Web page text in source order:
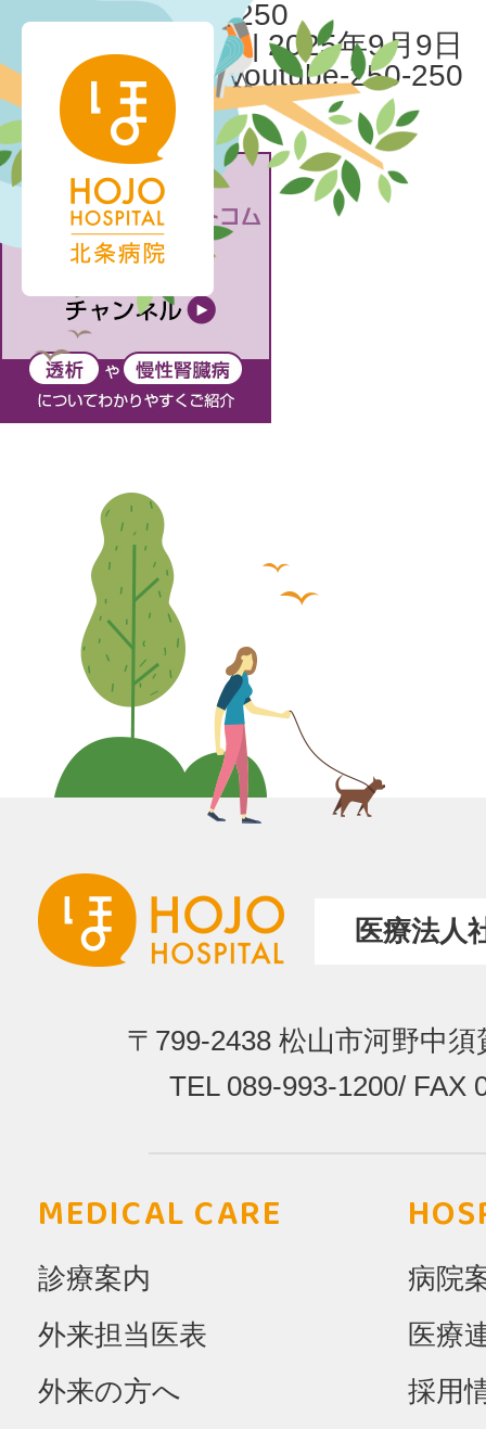
bnr-youtube-250-250
北条病院様管理用 | 2025年9月9日
←
Return to bnr-youtube-250-250
‹
›
医療法人
〒799-2438 松山市河野中須
TEL 089-993-1200/FAX
MEDICAL CARE
診療案内
外来担当医表
外来の方へ
病院
医療
採用